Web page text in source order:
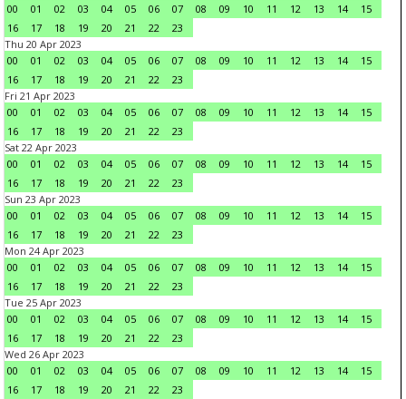
00
01 02 03 04 05 06 07 08 09 10 11 12 13 14
15
16
17 18 19 20 21 22
23
Thu 20 Apr 2023
00
01 02 03 04 05 06 07 08 09 10 11 12 13 14
15
16
17 18 19 20 21 22
23
Fri 21 Apr 2023
00
01 02 03 04 05 06 07 08 09 10 11 12 13 14
15
16
17 18 19 20 21 22
23
Sat 22 Apr 2023
00
01 02 03 04 05 06 07 08 09 10 11 12 13 14
15
16
17 18 19 20 21 22
23
Sun 23 Apr 2023
00
01 02 03 04 05 06 07 08 09 10 11 12 13 14
15
16
17 18 19 20 21 22
23
Mon 24 Apr 2023
00
01 02 03 04 05 06 07 08 09 10 11 12 13 14
15
16
17 18 19 20 21 22
23
Tue 25 Apr 2023
00
01 02 03 04 05 06 07 08 09 10 11 12 13 14
15
16
17 18 19 20 21 22
23
Wed 26 Apr 2023
00
01 02 03 04 05 06 07 08 09 10 11 12 13 14
15
16
17 18 19 20 21 22
23